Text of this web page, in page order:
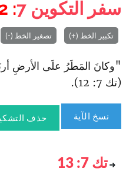
سفر التكوين 7
: 12
تكبير الخط (+) تصغير الخط (-)
"وكانَ المَطَرُ علَى الأرضِ
(تك 7: 12).
نسخ الآية حذف
تك 7: 13